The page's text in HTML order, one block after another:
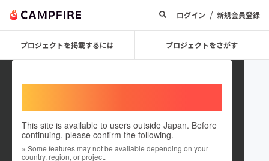
ログイン / 新規会員登録
プロジェクトを掲載するには プロジェクトをさがす
This site is available to users outside Japan. Before
continuing, please confirm the following.
※ Some features may not be available depending on your
country, region, or project.
tokyoclarinetfestival